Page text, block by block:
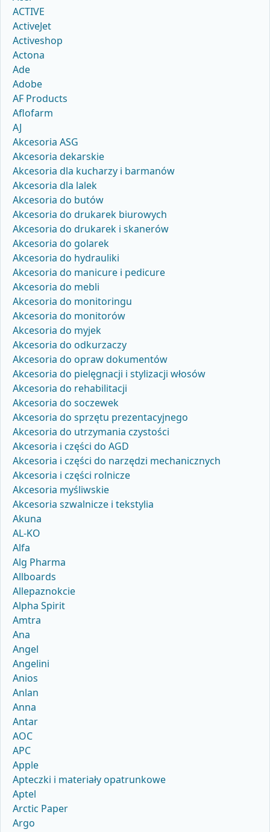
ACTIVE
ActiveJet
Activeshop
Actona
Ade
Adobe
AF Products
Aflofarm
AJ
Akcesoria ASG
Akcesoria dekarskie
Akcesoria dla kucharzy i barmanów
Akcesoria dla lalek
Akcesoria do butów
Akcesoria do drukarek biurowych
Akcesoria do drukarek i skanerów
Akcesoria do golarek
Akcesoria do hydrauliki
Akcesoria do manicure i pedicure
Akcesoria do mebli
Akcesoria do monitoringu
Akcesoria do monitorów
Akcesoria do myjek
Akcesoria do odkurzaczy
Akcesoria do opraw dokumentów
Akcesoria do pielęgnacji i stylizacji włosów
Akcesoria do rehabilitacji
Akcesoria do soczewek
Akcesoria do sprzętu prezentacyjnego
Akcesoria do utrzymania czystości
Akcesoria i części do AGD
Akcesoria i części do narzędzi mechanicznych
Akcesoria i części rolnicze
Akcesoria myśliwskie
Akcesoria szwalnicze i tekstylia
Akuna
AL-KO
Alfa
Alg Pharma
Allboards
Allepaznokcie
Alpha Spirit
Amtra
Ana
Angel
Angelini
Anios
Anlan
Anna
Antar
AOC
APC
Apple
Apteczki i materiały opatrunkowe
Aptel
Arctic Paper
Argo